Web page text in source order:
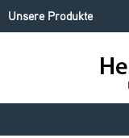
Unsere Produkte